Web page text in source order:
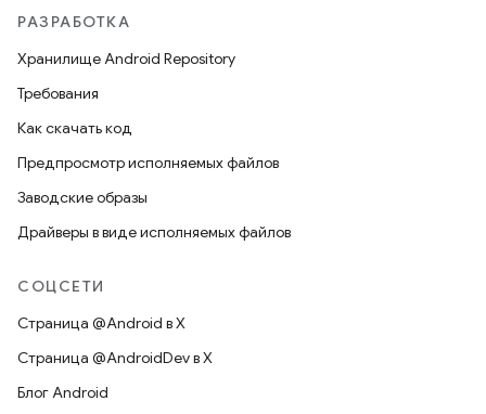
РАЗРАБОТКА
Хранилище Android Repository
Требования
Как скачать код
Предпросмотр исполняемых файлов
Заводские образы
Драйверы в виде исполняемых файлов
СОЦСЕТИ
Страница @Android в X
Страница @AndroidDev в X
Блог Android